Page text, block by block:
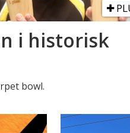
i historisk
bowl.